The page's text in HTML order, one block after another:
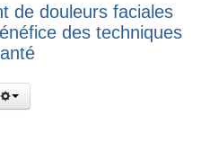
de douleurs faciales
des techniques